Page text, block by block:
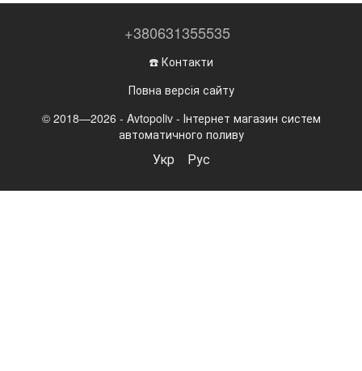
+380631355535
☎️ Контакти
Повна версія сайту
© 2018—2026 - Avtopoliv - Інтернет магазин систем
автоматичного поливу
Укр Рус